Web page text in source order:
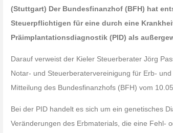
(Stuttgart) Der Bundesfinanzhof (BFH) hat
Steuerpflichtigen für eine durch eine
Präimplantationsdiagnostik (PID) als
Darauf verweist der Kieler Steuerberater Jörg
Notar- und Steuerberatervereinigung für Erb-
Mitteilung des Bundesfinanzhofs (BFH) vom
Bei der PID handelt es sich um ein genetisches
Veränderungen des Erbmaterials, die eine Fehl-